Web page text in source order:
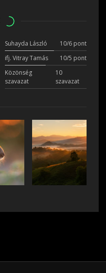
Suhayda László
10/6 pont
ifj. Vitray Tamás
10/5 pont
Közönség
szavazat
10
szavazat